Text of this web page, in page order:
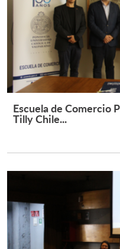
Escuela de Comercio
Tilly Chile...